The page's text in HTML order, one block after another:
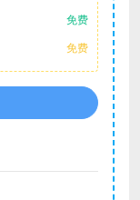
免费
免费